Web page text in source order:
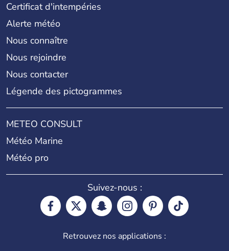
Certificat d'intempéries
Alerte météo
Nous connaître
Nous rejoindre
Nous contacter
Légende des pictogrammes
METEO CONSULT
Météo Marine
Météo pro
Suivez-nous :
Retrouvez nos applications :